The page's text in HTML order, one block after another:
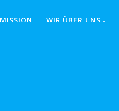
MISSION WIR ÜBER UNS